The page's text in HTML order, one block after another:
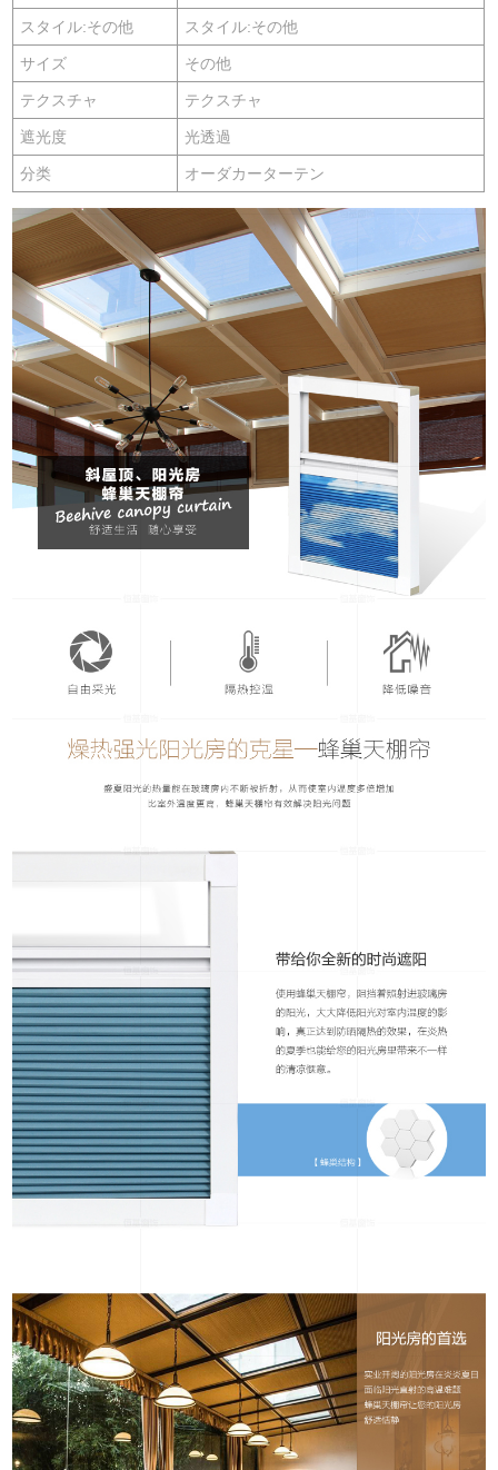
スタイル:その他 スタイル:その他
サイズ その他
テクスチャ テクスチャ
遮光度 光透過
分类 オーダカーターテン